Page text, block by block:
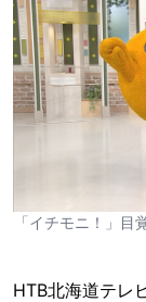
「イチモニ！」
HTB北海道テレ